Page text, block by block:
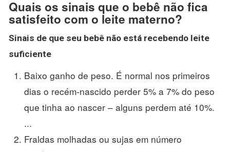
Quais os sinais que o bebê não fica
satisfeito com o leite materno?
Sinais de que seu bebê não está recebendo leite
suficiente
Baixo ganho de peso. É normal nos primeiros
dias o recém-nascido perder 5% a 7% do peso
que tinha ao nascer – alguns perdem até 10%.
...
Fraldas molhadas ou sujas em número